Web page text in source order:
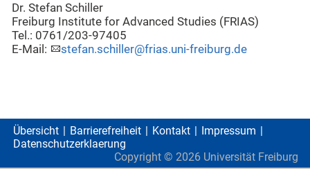
Dr. Stefan Schiller
Freiburg Institute for Advanced Studies (FRIAS)
Tel.: 0761/203-97405
E-Mail:
stefan.schiller@frias.uni-freiburg.de
Übersicht Barrierefreiheit Kontakt
Impressum
Datenschutzerklaerung
Copyright © 2026 Universität Freiburg